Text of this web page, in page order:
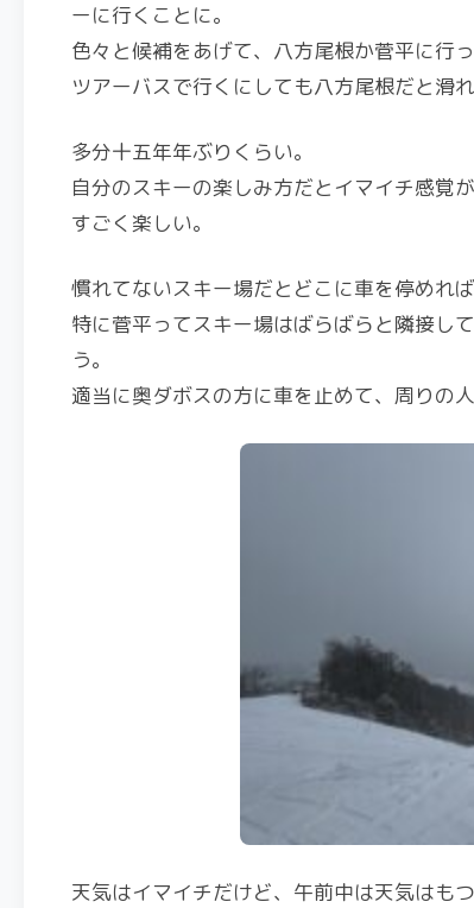
ーに行くことに。
色々と候補をあげて、八方尾根か菅平に行
ツアーバスで行くにしても八方尾根だと滑
多分十五年年ぶりくらい。
自分のスキーの楽しみ方だとイマイチ感覚
すごく楽しい。
慣れてないスキー場だとどこに車を停めれ
特に菅平ってスキー場はばらばらと隣接し
う。
適当に奥ダボスの方に車を止めて、周りの
天気はイマイチだけど、午前中は天気はもつ